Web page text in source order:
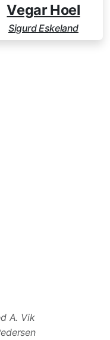
Vegar Hoel
Sigurd Eskeland
A. Vik